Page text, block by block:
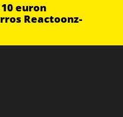
euron
Reactoonz-